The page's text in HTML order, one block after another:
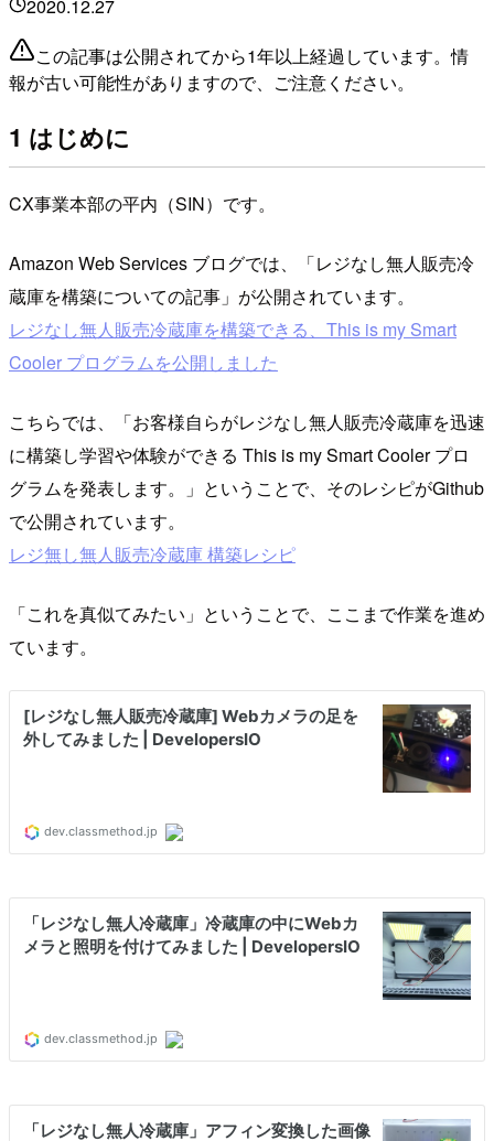
2020.12.27
この記事は公開されてから1年以上経過しています。情
報が古い可能性がありますので、ご注意ください。
1 はじめに
CX事業本部の平内（SIN）です。
Amazon Web Services ブログでは、「レジなし無人販売冷
蔵庫を構築についての記事」が公開されています。
レジなし無人販売冷蔵庫を構築できる、This is my Smart
Cooler プログラムを公開しました
こちらでは、「お客様自らがレジなし無人販売冷蔵庫を迅速
に構築し学習や体験ができる This is my Smart Cooler プロ
グラムを発表します。」ということで、そのレシピがGithub
で公開されています。
レジ無し無人販売冷蔵庫 構築レシピ
「これを真似てみたい」ということで、ここまで作業を進め
ています。